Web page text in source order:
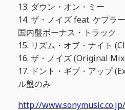
13. ダウン・オン・ミー
14. ザ・ノイズ feat. ケプラ
国内盤ボーナス・トラック
15. リズム・オブ・ナイト
16. ザ・ノイズ (Original
17. ドント・ギブ・アップ
ル盤のみ
http://